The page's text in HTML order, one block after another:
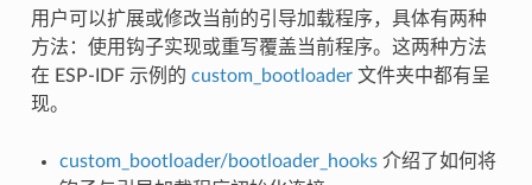
用户可以扩展或修改当前的引导加载程序，具体有两种
方法：使用钩子实现或重写覆盖当前程序。这两种方法
在 ESP-IDF 示例的 custom_bootloader文件夹中都有呈
现。
custom_bootloader/bootloader_hooks介绍了如何将